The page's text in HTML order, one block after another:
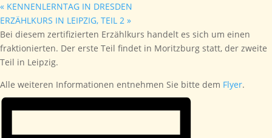
« KENNENLERNTAG IN DRESDEN
ERZÄHLKURS IN LEIPZIG, TEIL 2 »
Bei diesem zertifizierten Erzählkurs handelt es sich um einen
fraktionierten. Der erste Teil findet in Moritzburg statt, der zweite
Teil in Leipzig.
Alle weiteren Informationen entnehmen Sie bitte dem Flyer.